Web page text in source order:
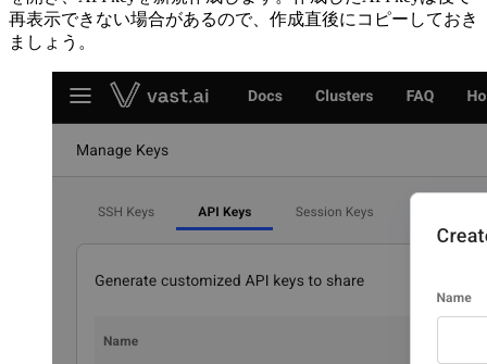
再表示できない場合があるので、作成直後にコピーしておき
ましょう。